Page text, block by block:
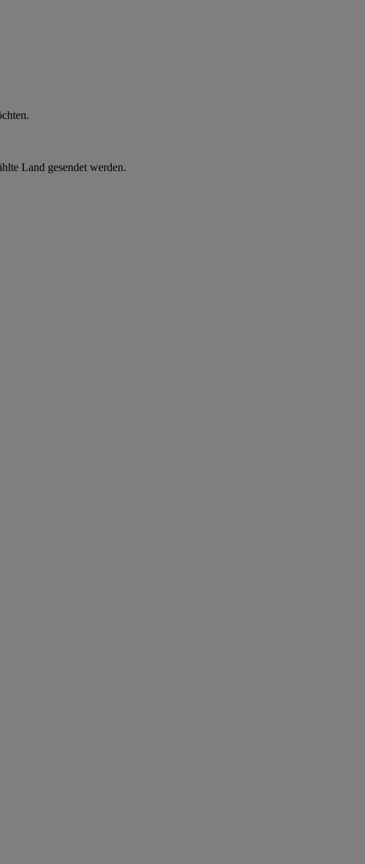
Land gesendet werden.